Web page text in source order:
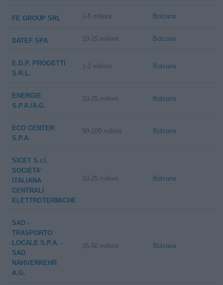
FE GROUP SRL 2-5 milioni Bolzano
DATEF SPA 10-25 milioni Bolzano
E.D.P. PROGETTI
S.R.L.
1-2 milioni Bolzano
ENERGIE
S.P.A./A.G.
10-25 milioni Bolzano
ECO CENTER
S.P.A.
50-100 milioni Bolzano
SICET S.r.l.
SOCIETA'
ITALIANA
CENTRALI
ELETTROTERMICHE
10-25 milioni Bolzano
SAD -
TRASPORTO
LOCALE S.P.A. -
SAD
NAHVERKEHR
A.G.
25-50 milioni Bolzano